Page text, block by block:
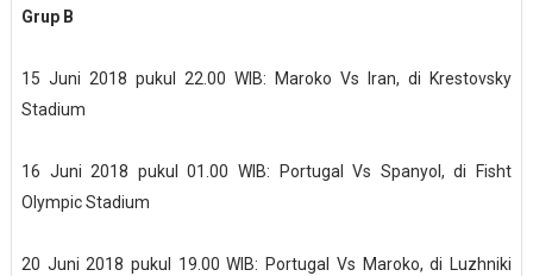
Grup B
15 Juni 2018 pukul 22.00 WIB: Maroko Vs Iran, di Krestovsky
Stadium
16 Juni 2018 pukul 01.00 WIB: Portugal Vs Spanyol, di Fisht
Olympic Stadium
20 Juni 2018 pukul 19.00 WIB: Portugal Vs Maroko, di Luzhniki